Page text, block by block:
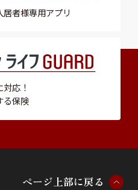
居者様専用アプリ
応！
る保険
ページ 上部に戻る